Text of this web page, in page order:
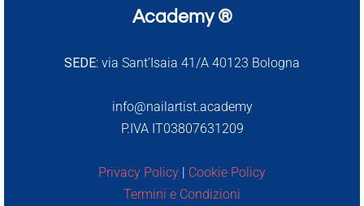
Academy ®
SEDE: via Sant’Isaia 41/A 40123 Bologna
info@nailartist.academy
P.IVA IT03807631209
Privacy Policy
Cookie Policy
Termini e Condizioni